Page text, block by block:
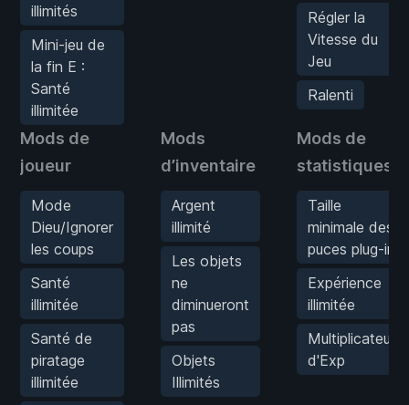
illimités
Mini-jeu de
la fin E :
Santé
illimitée
Régler la
Vitesse du
Jeu
Ralenti
Mods de
joueur
Mode
Dieu/Ignorer
les coups
Santé
illimitée
Santé de
piratage
illimitée
Mods
d’inventaire
Argent
illimité
Les objets
ne
diminueront
pas
Objets
Illimités
Mods de
statistiques
Taille
minimale des
puces plug-in
Expérience
illimitée
Multiplicateur
d'Exp